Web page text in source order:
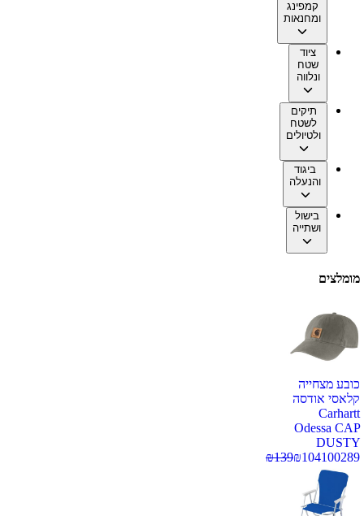
קמפינג
ומחנאות
ציוד
שטח
ונלווה
תיקים
לשטח
ולטיולים
ביגוד
והנעלה
בישול
ושתייה
מומלצים
כובע מצחייה
קלאסי אודסה
Carhartt
Odessa CAP
DUSTY
100289
₪104
₪139